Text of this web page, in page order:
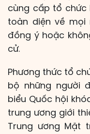
cùng cấp tổ chức
toàn diện về
đồng ý hoặc
cử.
Phương thức tổ
bộ những người
biểu Quốc hội
trung ương giới
Trung ương Mặt